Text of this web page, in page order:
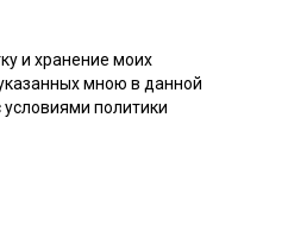
и хранение моих
мною в данной
условиями политики